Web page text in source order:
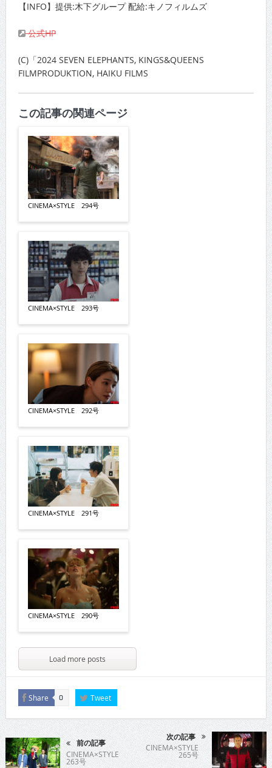
【INFO】提供:木下グループ 配給:キノフィルムズ
公式HP
(C)「2024 SEVEN ELEPHANTS, KINGS&QUEENS
FILMPRODUKTION, HAIKU FILMS
この記事の関連ページ
CINEMA×STYLE 294号
CINEMA×STYLE 293号
CINEMA×STYLE 292号
CINEMA×STYLE 291号
CINEMA×STYLE 290号
Load more posts
Share 0 Tweet
前の記事
CINEMA×STYLE
263号
次の記事
CINEMA×STYLE
265号